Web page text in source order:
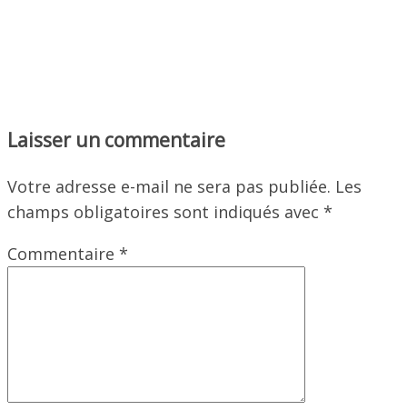
Laisser un commentaire
Votre adresse e-mail ne sera pas publiée. Les
champs obligatoires sont indiqués avec *
Commentaire *